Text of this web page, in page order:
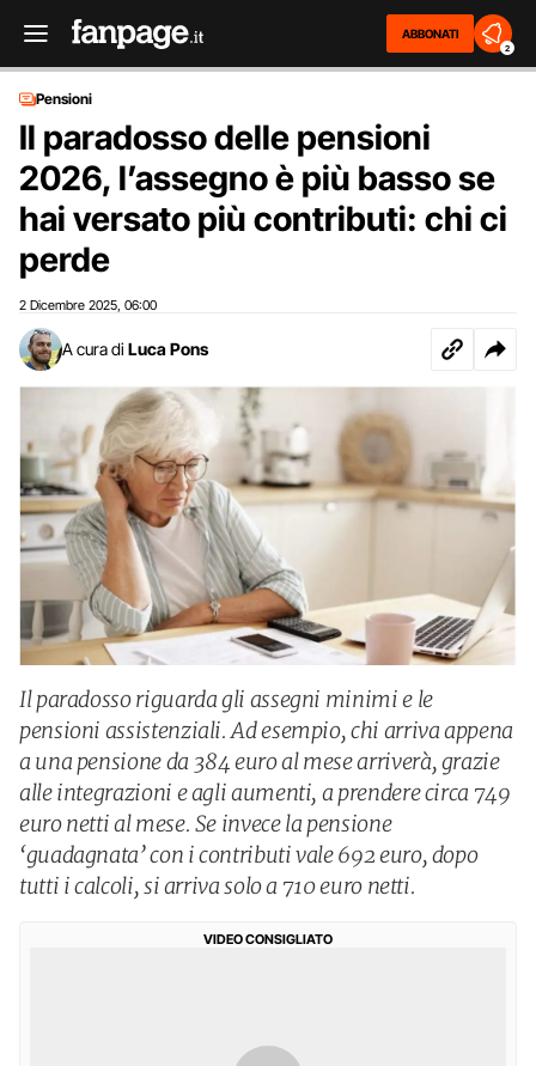
ABBONATI
2
Pensioni
Il paradosso delle pensioni
2026, l’assegno è più basso se
hai versato più contributi: chi ci
perde
2 Dicembre 2025 06:00
A cura di Luca Pons
Il paradosso riguarda gli assegni minimi e le
pensioni assistenziali. Ad esempio, chi arriva appena
a una pensione da 384 euro al mese arriverà, grazie
alle integrazioni e agli aumenti, a prendere circa 749
euro netti al mese. Se invece la pensione
‘guadagnata’ con i contributi vale 692 euro, dopo
tutti i calcoli, si arriva solo a 710 euro netti.
VIDEO CONSIGLIATO